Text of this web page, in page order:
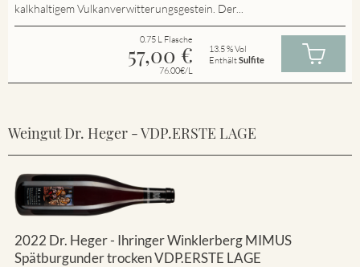
kalkhaltigem Vulkanverwitterungsgestein. Der...
0.75 L Flasche
57,00 €
76.00€/L
13.5 % Vol
EnthältSulfite
Weingut Dr. Heger - VDP.ERSTE LAGE
2022 Dr. Heger - Ihringer Winklerberg MIMUS
Spätburgunder trocken VDP.ERSTE LAGE